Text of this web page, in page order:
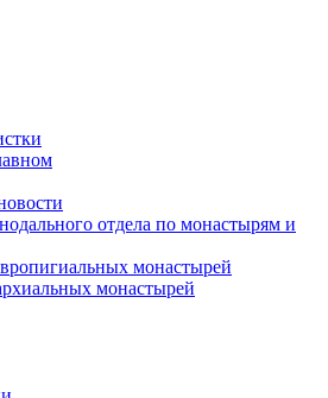
отдела по монастырям и
монастырей
монастырей